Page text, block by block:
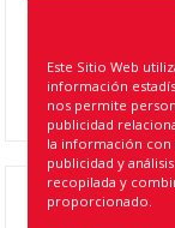
Este Sitio Web
información
nos permite
publicidad
la información con
publicidad y
recopilada y
proporcionado.